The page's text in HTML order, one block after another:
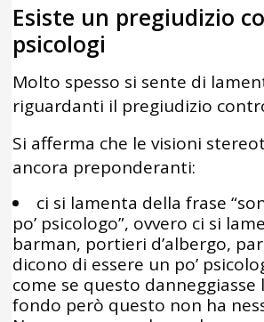
Esiste un pregiudizio
psicologi
Molto spesso si sente di
riguardanti il pregiudizio
Si afferma che le visioni
ancora preponderanti:
ci si lamenta della frase
po’ psicologo”, ovvero ci si
barman, portieri d’albergo,
dicono di essere un po’
come se questo danneggiasse
fondo però questo non ha